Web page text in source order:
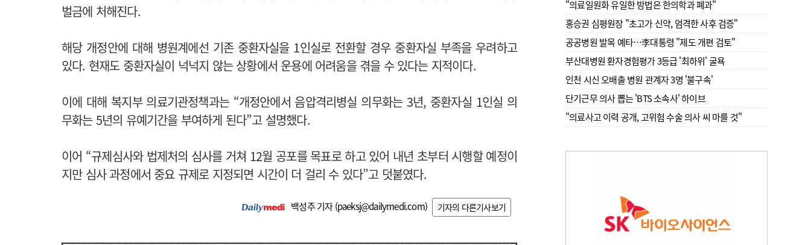
벌금에 처해진다.
해당 개정안에 대해 병원계에선 기존 중환자실을 1인실로 전환할 경우 중환자실 부족을 우려하고
있다. 현재도 중환자실이 넉넉지 않는 상황에서 운용에 어려움을 겪을 수 있다는 지적이다.
이에 대해 복지부 의료기관정책과는 “개정안에서 음압격리병실 의무화는 3년, 중환자실 1인실 의
무화는 5년의 유예기간을 부여하게 된다”고 설명했다.
이어 “규제심사와 법제처의 심사를 거쳐 12월 공포를 목표로 하고 있어 내년 초부터 시행할 예정이
지만 심사 과정에서 중요 규제로 지정되면 시간이 더 걸리 수 있다”고 덧붙였다.
백성주 기자 (paeksj@dailymedi.com) 기자의 다른기사보기
"의료일원화 유일한 방법은 한의학과 폐과"
홍승권 심평원장 " 초고가 신약, 엄격한 사후 검증"
공공병원 발목 예타…李대통령 "제도 개편 검토"
부산대병원 환자경험평가 3등급 '최하위' 굴욕
인천 시신 오배출 병원 관계자 3명 '불구속'
단기근무 의사 뽑는 'BTS 소속사' 하이브
"의료사고 이력 공개, 고위험 수술 의사 씨 마를 것"